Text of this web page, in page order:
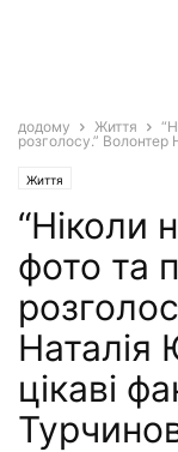
додому Життя
розголосу.” Волонтер
Життя
“Ніколи
фото та
Наталія
цікаві